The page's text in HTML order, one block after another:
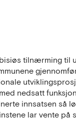
tilnærming til
nedsatt
innsatsen så
lar vente på